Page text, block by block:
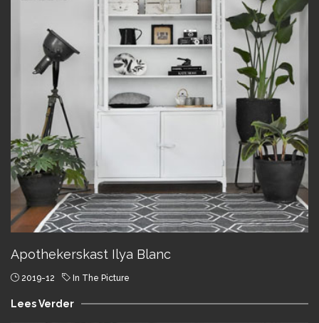
Apothekerskast Ilya Blanc
2019-12 In The Picture
Lees Verder